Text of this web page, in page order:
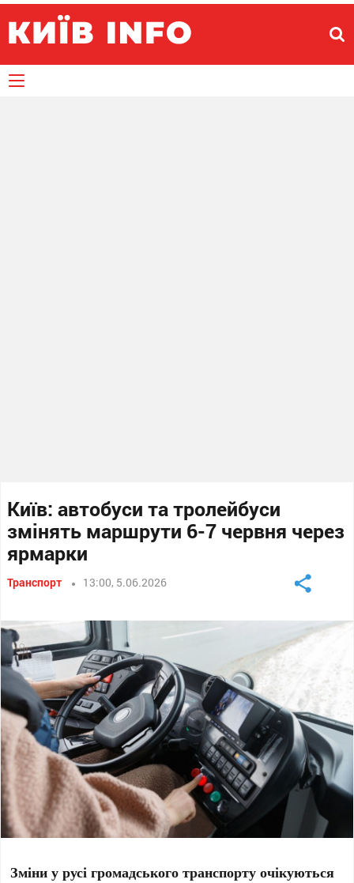
Київ: автобуси та тролейбуси
змінять маршрути 6-7 червня через
ярмарки
Транспорт 13:00, 5.06.2026
Зміни у русі громадського транспорту очікуються